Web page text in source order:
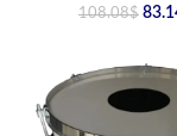
108.08$